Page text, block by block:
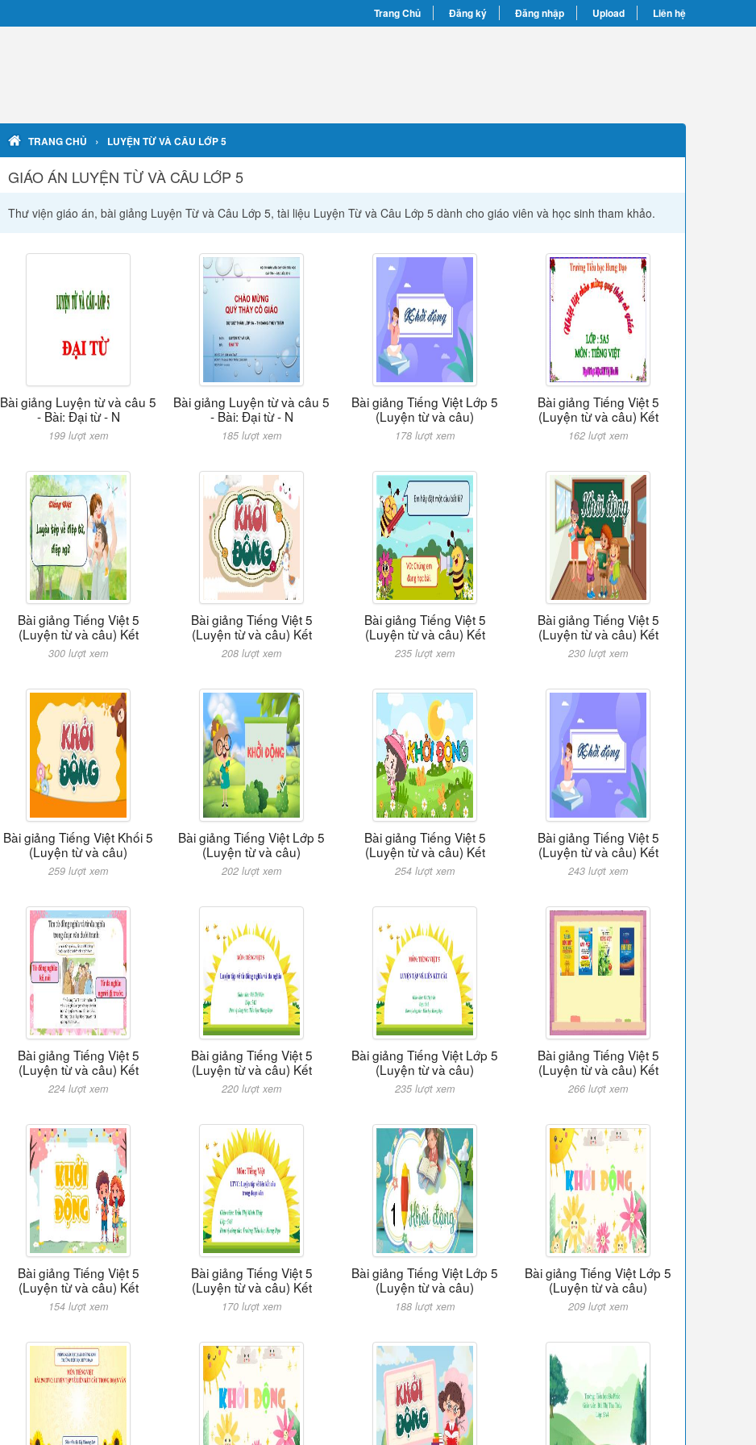
Trang Chủ Đăng ký Đăng nhập Upload Liên hệ
TRANG CHỦ › LUYỆN TỪ VÀ CÂU LỚP 5
GIÁO ÁN LUYỆN TỪ VÀ CÂU LỚP 5
Thư viện giáo án, bài giảng Luyện Từ và Câu Lớp 5, tài liệu Luyện Từ và Câu Lớp 5 dành cho giáo viên và học sinh tham khảo.
Bài giảng Luyện từ và câu 5
- Bài: Đại từ - N
199 lượt xem
Bài giảng Luyện từ và câu 5
- Bài: Đại từ - N
185 lượt xem
Bài giảng Tiếng Việt Lớp 5
(Luyện từ và câu)
178 lượt xem
Bài giảng Tiếng Việt 5
(Luyện từ và câu) Kết
162 lượt xem
Bài giảng Tiếng Việt 5
(Luyện từ và câu) Kết
300 lượt xem
Bài giảng Tiếng Việt 5
(Luyện từ và câu) Kết
208 lượt xem
Bài giảng Tiếng Việt 5
(Luyện từ và câu) Kết
235 lượt xem
Bài giảng Tiếng Việt 5
(Luyện từ và câu) Kết
230 lượt xem
Bài giảng Tiếng Việt Khối 5
(Luyện từ và câu)
259 lượt xem
Bài giảng Tiếng Việt Lớp 5
(Luyện từ và câu)
202 lượt xem
Bài giảng Tiếng Việt 5
(Luyện từ và câu) Kết
254 lượt xem
Bài giảng Tiếng Việt 5
(Luyện từ và câu) Kết
243 lượt xem
Bài giảng Tiếng Việt 5
(Luyện từ và câu) Kết
224 lượt xem
Bài giảng Tiếng Việt 5
(Luyện từ và câu) Kết
220 lượt xem
Bài giảng Tiếng Việt Lớp 5
(Luyện từ và câu)
235 lượt xem
Bài giảng Tiếng Việt 5
(Luyện từ và câu) Kết
266 lượt xem
Bài giảng Tiếng Việt 5
(Luyện từ và câu) Kết
154 lượt xem
Bài giảng Tiếng Việt 5
(Luyện từ và câu) Kết
170 lượt xem
Bài giảng Tiếng Việt Lớp 5
(Luyện từ và câu)
188 lượt xem
Bài giảng Tiếng Việt Lớp 5
(Luyện từ và câu)
209 lượt xem